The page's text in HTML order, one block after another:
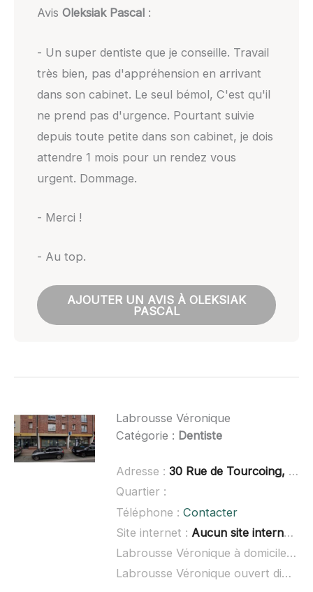
Avis Oleksiak Pascal:
- Un super dentiste que je conseille. Travail
très bien, pas d'appréhension en arrivant
dans son cabinet. Le seul bémol, C'est qu'il
ne prend pas d'urgence. Pourtant suivie
depuis toute petite dans son cabinet, je dois
attendre 1 mois pour un rendez vous
urgent. Dommage.
- Merci !
- Au top.
AJOUTER UN AVIS À OLEKSIAK
PASCAL
Labrousse Véronique
Catégorie : Dentiste
Adresse : 30 Rue de Tourcoing, 59960 Neuville-en-Ferrain
Quartier :
Téléphone : Contacter
Site internet : Aucun site internet connu
Labrousse Véronique à domicile :
Labrousse Véronique ouvert dimanche :